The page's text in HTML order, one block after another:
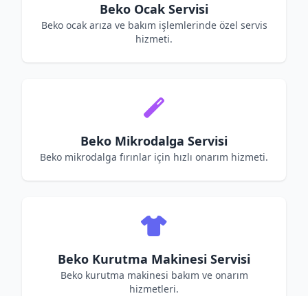
Beko Ocak Servisi
Beko ocak arıza ve bakım işlemlerinde özel servis
hizmeti.
Beko Mikrodalga Servisi
Beko mikrodalga fırınlar için hızlı onarım hizmeti.
Beko Kurutma Makinesi Servisi
Beko kurutma makinesi bakım ve onarım
hizmetleri.